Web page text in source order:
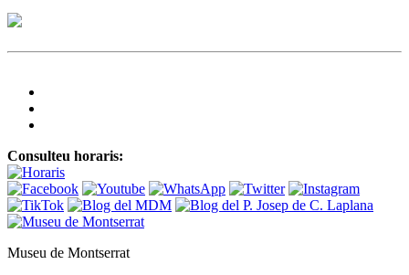
Consulteu horaris:
Museu de Montserrat